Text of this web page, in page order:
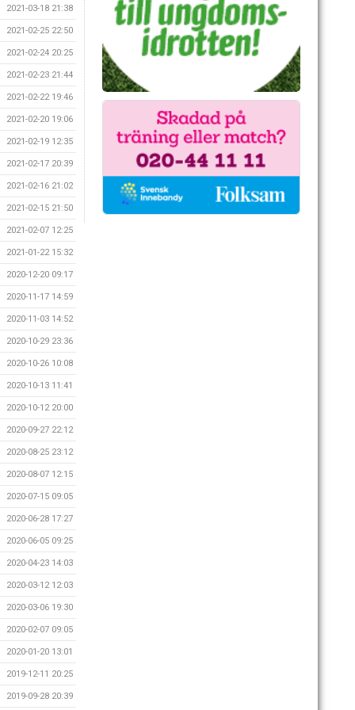
2021-03-18 21:38
2021-02-25 22:50
2021-02-24 20:25
2021-02-23 21:44
2021-02-22 19:46
2021-02-20 19:06
2021-02-19 12:35
2021-02-17 20:39
2021-02-16 21:02
2021-02-15 21:50
2021-02-07 12:25
2021-01-22 15:32
2020-12-20 09:17
2020-11-17 14:59
2020-11-03 14:52
2020-10-29 23:36
2020-10-26 10:08
2020-10-13 11:41
2020-10-12 20:00
2020-09-27 22:12
2020-08-25 23:12
2020-08-07 12:15
2020-07-15 09:05
2020-06-28 17:27
2020-06-05 09:25
2020-04-23 14:03
2020-03-12 12:03
2020-03-06 19:30
2020-02-07 09:05
2020-01-20 13:01
2019-12-11 20:25
2019-09-28 20:39